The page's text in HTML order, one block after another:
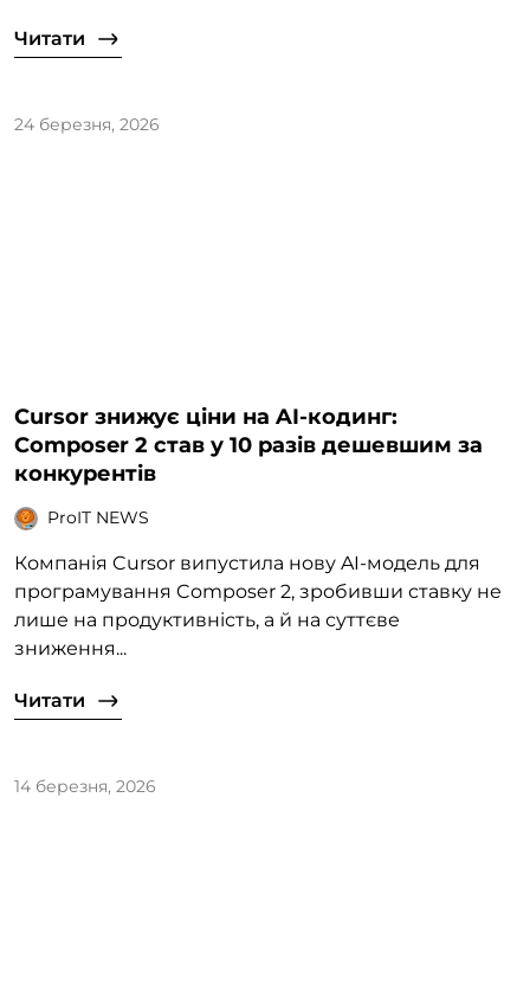
Читати
24 березня, 2026
Cursor знижує ціни на AI-кодинг:
Composer 2 став у 10 разів дешевшим за
конкурентів
ProIT NEWS
Компанія Cursor випустила нову AI-модель для
програмування Composer 2, зробивши ставку не
лише на продуктивність, а й на суттєве
зниження...
Читати
14 березня, 2026